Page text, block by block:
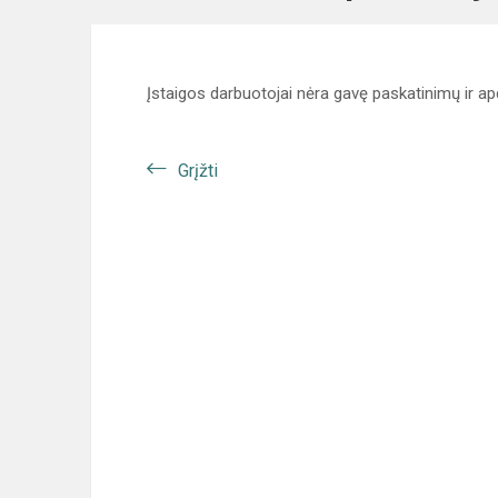
Įstaigos darbuotojai nėra gavę paskatinimų ir
Grįžti